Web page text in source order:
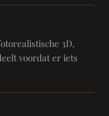
3D,
voordat er iets